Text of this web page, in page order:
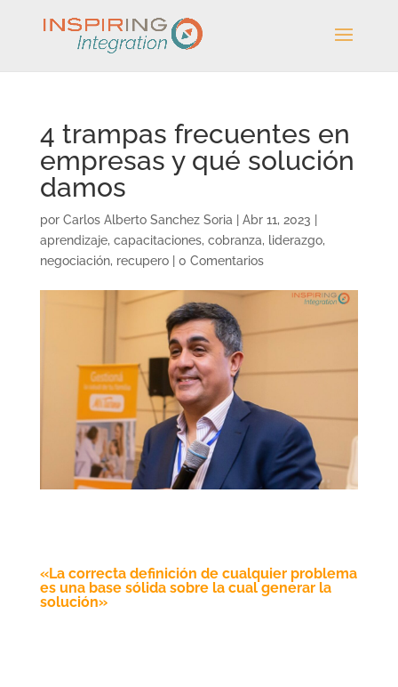
4 trampas frecuentes en
empresas y qué solución
damos
por Carlos Alberto Sanchez Soria Abr 11, 2023
aprendizaje, capacitaciones, cobranza, liderazgo,
negociación, recupero| 0 Comentarios
«La correcta definición de cualquier problema
es una base sólida sobre la cual generar la
solución»